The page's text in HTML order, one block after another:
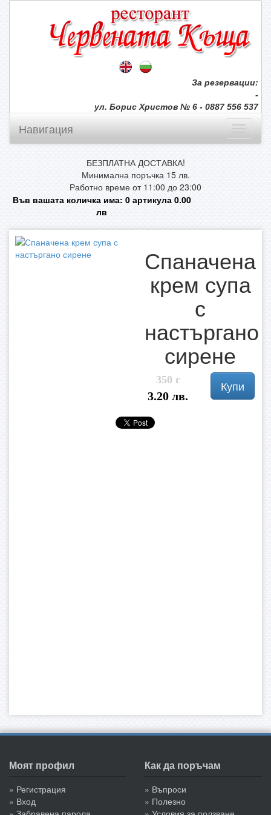
За резервации:
-
ул. Борис Христов № 6 - 0887 556 537
Навигация
БЕЗПЛАТНА ДОСТАВКА!
Минимална поръчка 15 лв.
Работно време от 11:00 до 23:00
Във вашата количка има:0артикула0.00
лв
Спаначена
крем супа
с
настъргано
сирене
350 г
3.20 лв.
Купи
Моят профил
» Регистрация
» Вход
Как да поръчам
» Въпроси
» Полезно